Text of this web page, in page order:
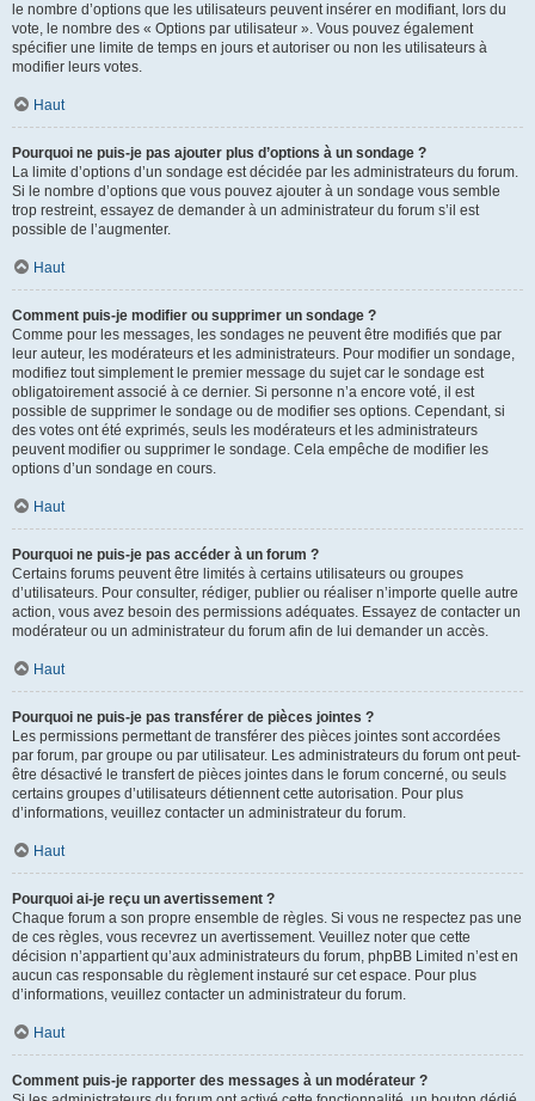
le nombre d’options que les utilisateurs peuvent insérer en modifiant, lors du
vote, le nombre des « Options par utilisateur ». Vous pouvez également
spécifier une limite de temps en jours et autoriser ou non les utilisateurs à
modifier leurs votes.
Haut
Pourquoi ne puis-je pas ajouter plus d’options à un sondage ?
La limite d’options d’un sondage est décidée par les administrateurs du forum.
Si le nombre d’options que vous pouvez ajouter à un sondage vous semble
trop restreint, essayez de demander à un administrateur du forum s’il est
possible de l’augmenter.
Haut
Comment puis-je modifier ou supprimer un sondage ?
Comme pour les messages, les sondages ne peuvent être modifiés que par
leur auteur, les modérateurs et les administrateurs. Pour modifier un sondage,
modifiez tout simplement le premier message du sujet car le sondage est
obligatoirement associé à ce dernier. Si personne n’a encore voté, il est
possible de supprimer le sondage ou de modifier ses options. Cependant, si
des votes ont été exprimés, seuls les modérateurs et les administrateurs
peuvent modifier ou supprimer le sondage. Cela empêche de modifier les
options d’un sondage en cours.
Haut
Pourquoi ne puis-je pas accéder à un forum ?
Certains forums peuvent être limités à certains utilisateurs ou groupes
d’utilisateurs. Pour consulter, rédiger, publier ou réaliser n’importe quelle autre
action, vous avez besoin des permissions adéquates. Essayez de contacter un
modérateur ou un administrateur du forum afin de lui demander un accès.
Haut
Pourquoi ne puis-je pas transférer de pièces jointes ?
Les permissions permettant de transférer des pièces jointes sont accordées
par forum, par groupe ou par utilisateur. Les administrateurs du forum ont peut-
être désactivé le transfert de pièces jointes dans le forum concerné, ou seuls
certains groupes d’utilisateurs détiennent cette autorisation. Pour plus
d’informations, veuillez contacter un administrateur du forum.
Haut
Pourquoi ai-je reçu un avertissement ?
Chaque forum a son propre ensemble de règles. Si vous ne respectez pas une
de ces règles, vous recevrez un avertissement. Veuillez noter que cette
décision n’appartient qu’aux administrateurs du forum, phpBB Limited n’est en
aucun cas responsable du règlement instauré sur cet espace. Pour plus
d’informations, veuillez contacter un administrateur du forum.
Haut
Comment puis-je rapporter des messages à un modérateur ?